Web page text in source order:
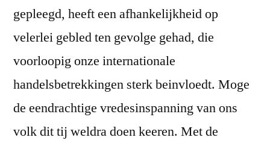
gepleegd, heeft een afhankelijkheid op
velerlei gebled ten gevolge gehad, die
voorloopig onze internationale
handelsbetrekkingen sterk beinvloedt. Moge
de eendrachtige vredesinspanning van ons
volk dit tij weldra doen keeren. Met de